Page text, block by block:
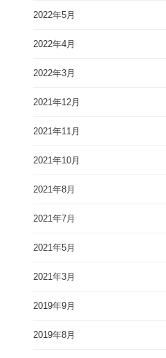
2022年5月
2022年4月
2022年3月
2021年12月
2021年11月
2021年10月
2021年8月
2021年7月
2021年5月
2021年3月
2019年9月
2019年8月